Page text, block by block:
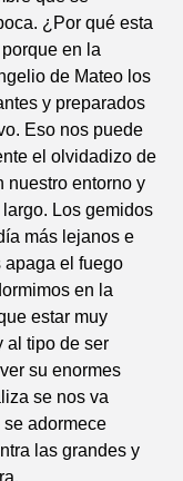
¿Por qué esta
en la
de Mateo los
y preparados
Eso nos puede
el olvidadizo de
nuestro entorno y
Los gemidos
más lejanos e
apaga el fuego
en la
estar muy
al tipo de ser
su enormes
se nos va
se adormece
las grandes y